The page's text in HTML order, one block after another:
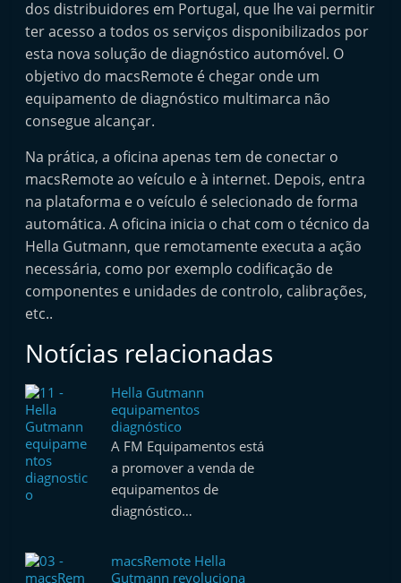
A
f
t
e
m
a
r
k
e
t
u
o
m
ó
v
e
m
dos distribuidores em Portugal, que lhe vai permitir
ter acesso a todos os serviços disponibilizados por
esta nova solução de diagnóstico automóvel. O
objetivo do macsRemote é chegar onde um
equipamento de diagnóstico multimarca não
consegue alcançar.
Na prática, a oficina apenas tem de conectar o
macsRemote ao veículo e à internet. Depois, entra
na plataforma e o veículo é selecionado de forma
automática. A oficina inicia o chat com o técnico da
Hella Gutmann, que remotamente executa a ação
necessária, como por exemplo codificação de
componentes e unidades de controlo, calibrações,
etc..
Notícias relacionadas
Hella Gutmann
equipamentos
diagnóstico
A FM Equipamentos está
a promover a venda de
equipamentos de
diagnóstico…
macsRemote Hella
Gutmann revoluciona